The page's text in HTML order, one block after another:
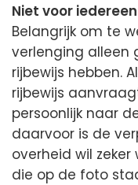
Niet voor
Belangrijk om te
verlenging alleen
rijbewijs hebben.
rijbewijs
persoonlijk naar
daarvoor is de
overheid wil
die op de foto